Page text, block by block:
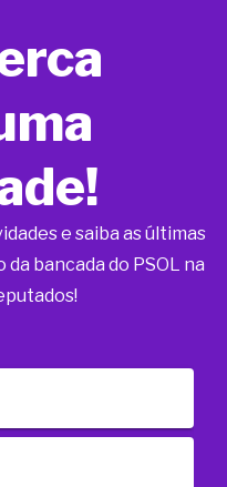
e saiba as últimas
bancada do PSOL na